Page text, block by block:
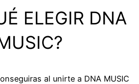
ELEGIR DNA
al unirte a DNA MUSIC